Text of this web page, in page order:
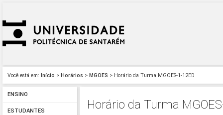
Você está em: Início > Horários > MGOES > Horário da Turma MGOES-1-12ED
ENSINO
ESTUDANTES Horário da Turma